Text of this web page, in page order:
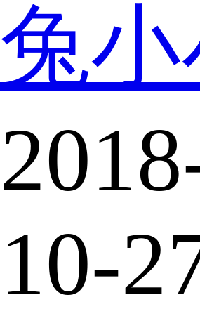
兔
10-